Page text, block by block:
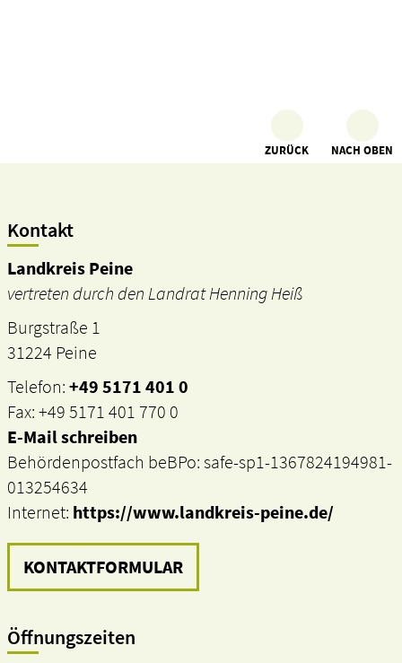
ZURÜCK NACH OBEN
Kontakt
Landkreis Peine
vertreten durch den Landrat Henning Heiß
Burgstraße 1
31224 Peine
Telefon:+49 5171 401 0
Fax: +49 5171 401 770 0
E-Mail schreiben
Behördenpostfach beBPo: safe-sp1-1367824194981-
013254634
Internet: https://www.landkreis-peine.de/
KONTAKTFORMULAR
Öffnungszeiten